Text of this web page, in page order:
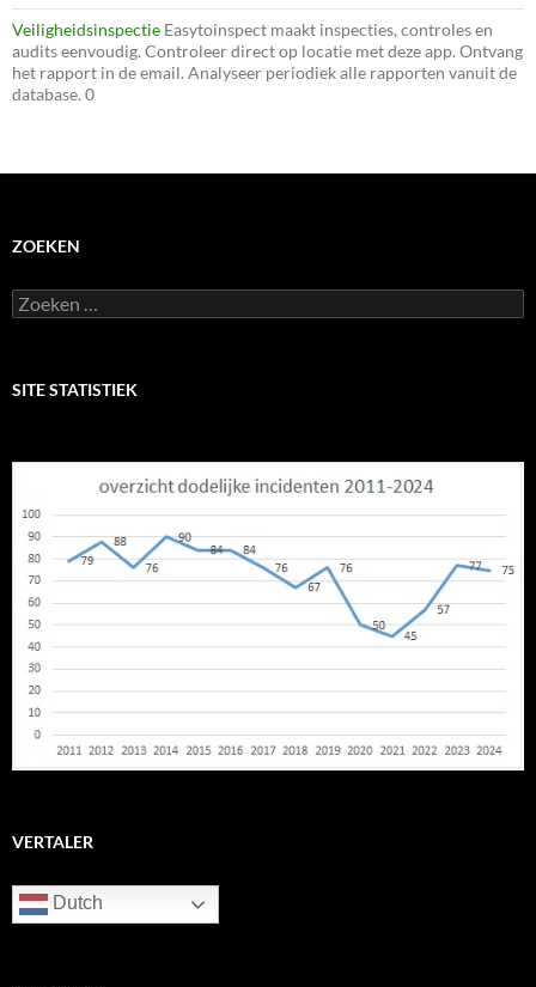
Veiligheidsinspectie Easytoinspect maakt inspecties, controles en
audits eenvoudig. Controleer direct op locatie met deze app. Ontvang
het rapport in de email. Analyseer periodiek alle rapporten vanuit de
database. 0
ZOEKEN
Zoeken
naar:
SITE STATISTIEK
VERTALER
Dutch